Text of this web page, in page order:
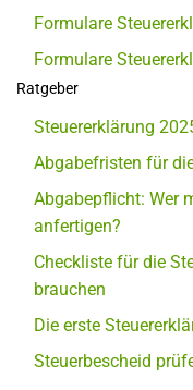
Formulare
Formulare
Ratgeber
Steuererklärung
Abgabefristen für
Abgabepflicht: Wer
anfertigen?
Checkliste für die
brauchen
Die erste
Steuerbescheid